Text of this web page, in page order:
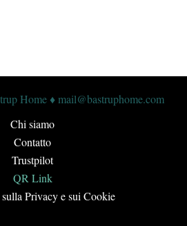
Home ♦ mail@bastruphome.com
Chi siamo
Contatto
Trustpilot
QR Link
Privacy e sui Cookie